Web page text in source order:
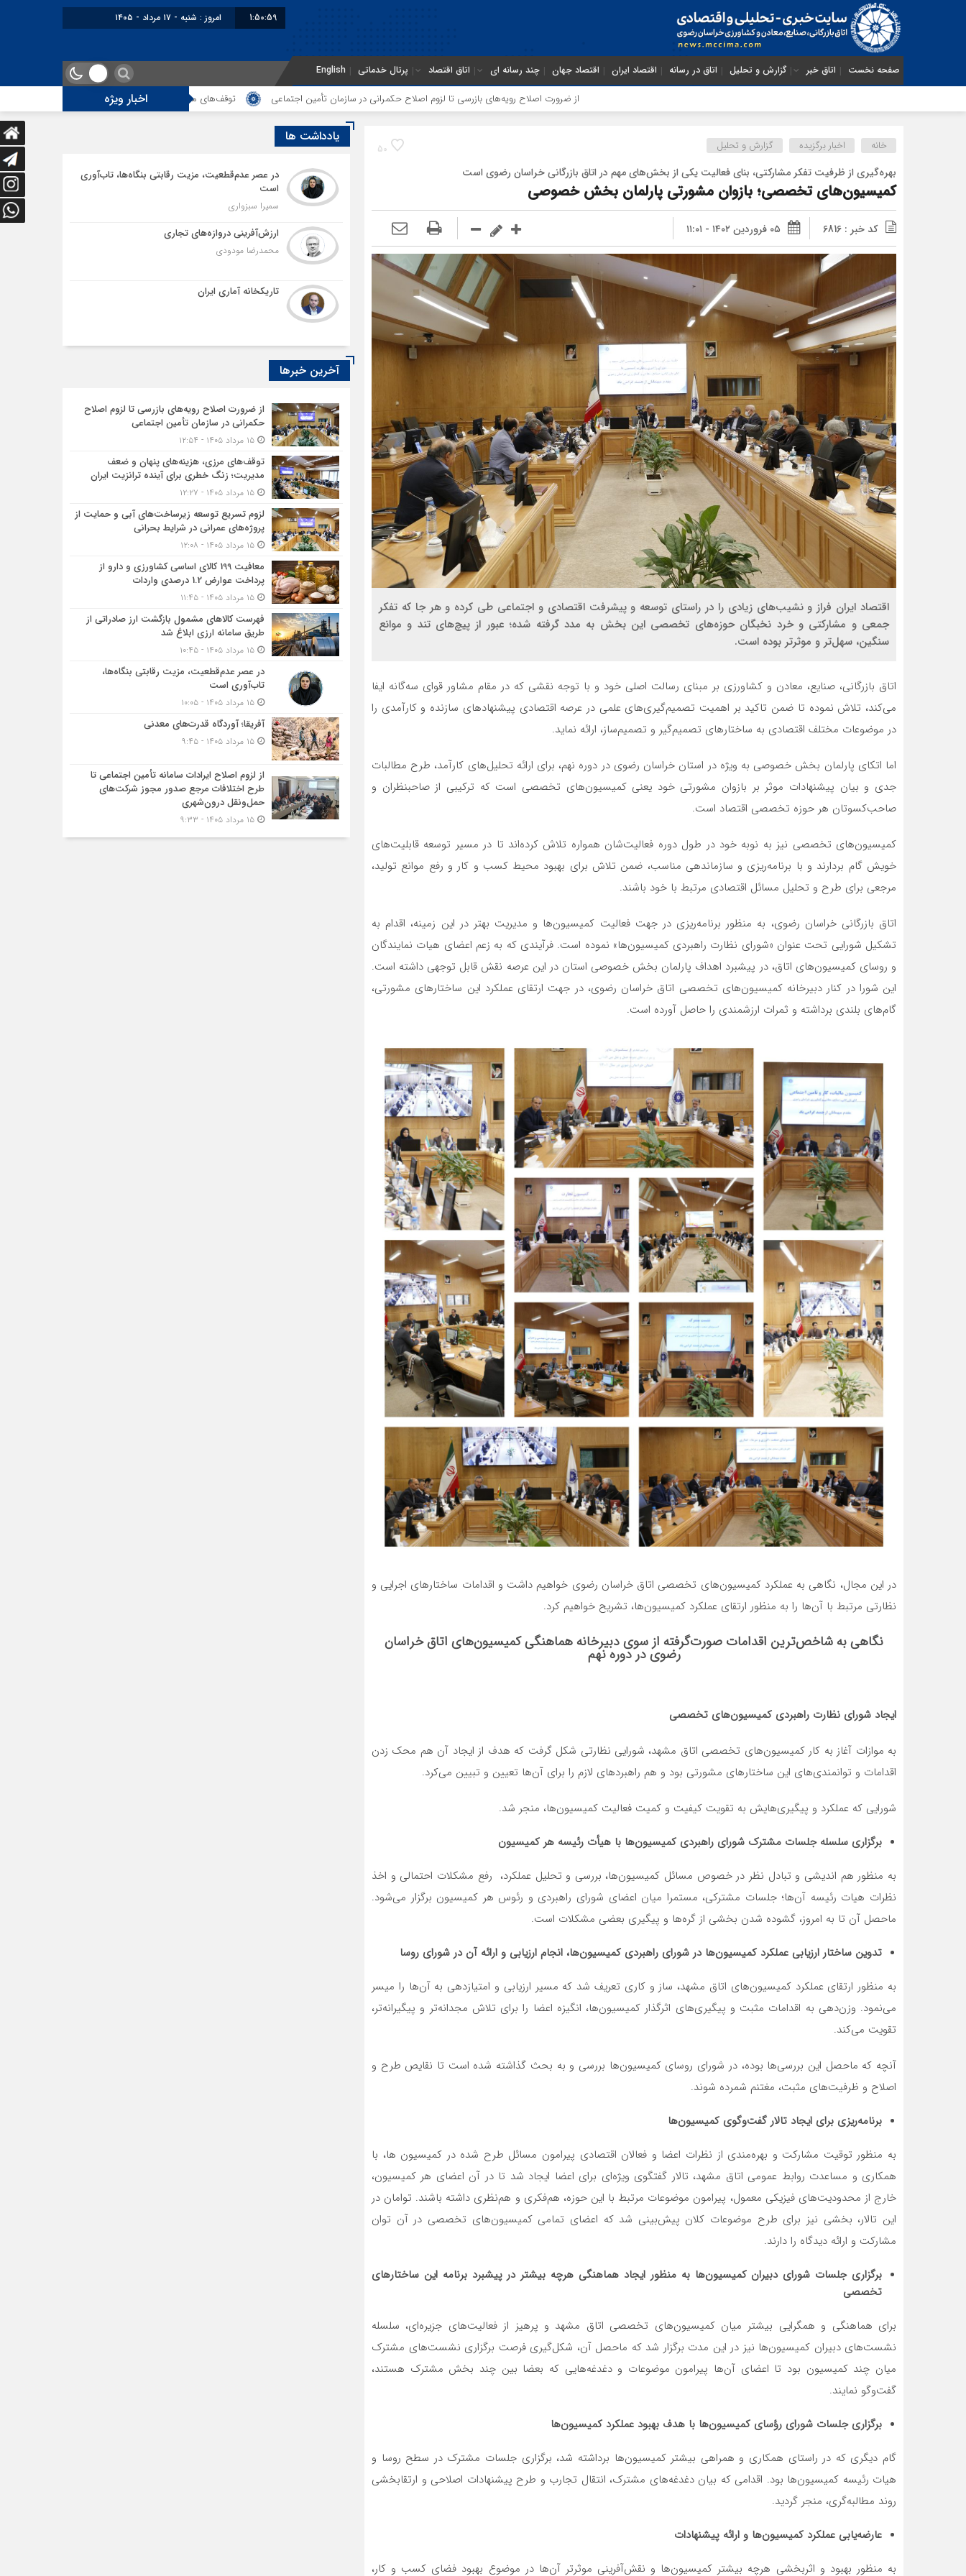
1:51:00 برابر با : Saturday - 8 August - 2026
صفحه نخست اتاق خبر گزارش و تحلیل اتاق در رسانه اقتصاد ایران اقتصاد جهان چند رسانه ای اتاق اقتصاد پرتال خدماتی English
اخبار ویژه از ضرورت اصلاح رویه‌های بازرسی تا لزوم اصلاح حکمرانی در سازمان تأمین اجتماعی توقف‌های مرزی، هزینه‌های پنهان و ضعف مدیریت؛ زنگ خطری برای آینده ترانزیت ایران
50 خانه اخبار برگزیده گزارش و تحلیل
بهره‌گیری از ظرفیت تفکر مشارکتی، بنای فعالیت یکی از بخش‌های مهم در اتاق بازرگانی خراسان رضوی است
کمیسیون‌های تخصصی؛ بازوان مشورتی پارلمان بخش خصوصی
کد خبر : 6816 ۰۵ فروردین ۱۴۰۲ - ۱۱:۰۱
اقتصاد ایران فراز و نشیب‌های زیادی را در راستای توسعه و پیشرفت اقتصادی و اجتماعی طی کرده و هر جا که تفکر
جمعی و مشارکتی و خرد نخبگان حوزه‌های تخصصی این بخش به مدد گرفته شده؛ عبور از پیچ‌های تند و موانع
سنگین، سهل‌تر و موثرتر بوده است.
اتاق بازرگانی، صنایع، معادن و کشاورزی بر مبنای رسالت اصلی خود و با توجه نقشی که در مقام مشاور قوای سه‌گانه ایفا
می‌کند، تلاش نموده تا ضمن تاکید بر اهمیت تصمیم‌گیری‌های علمی در عرصه اقتصادی پیشنهادهای سازنده‌ و کارآمدی را
در موضوعات مختلف اقتصادی به ساختار‌های تصمیم‌گیر و تصمیم‌ساز، ارائه نماید.
اما اتکای پارلمان بخش خصوصی به ویژه در استان خراسان رضوی در دوره نهم، برای ارائه تحلیل‌های کارآمد، طرح مطالبات
جدی و بیان پیشنهادات موثر بر بازوان مشورتی خود یعنی کمیسیون‌های تخصصی است که ترکیبی از صاحبنظران و
صاحب‌کسوتان هر حوزه تخصصی اقتصاد است.
کمیسیون‌های تخصصی نیز به نوبه خود در طول دوره فعالیت‌شان همواره تلاش کرده‌اند تا در مسیر توسعه قابلیت‌های
خویش گام بردارند و با برنامه‌ریزی و سازماندهی مناسب، ضمن تلاش برای بهبود محیط کسب و کار و رفع موانع تولید،
مرجعی برای طرح و تحلیل مسائل اقتصادی مرتبط با خود باشند.
اتاق بازرگانی خراسان رضوی، به منظور برنامه‌ریزی در جهت فعالیت کمیسیون‌ها و مدیریت بهتر در این زمینه، اقدام به
تشکیل شورایی تحت عنوان «شورای نظارت راهبردی کمیسیون‌ها» نموده است. فرآیندی که به زعم اعضای هیات نمایندگان
و روسای کمیسیون‌های اتاق، در پیشبرد اهداف پارلمان بخش خصوصی استان در این عرصه نقش قابل توجهی داشته است.
این شورا در کنار دبیرخانه کمیسیون‌های تخصصی اتاق خراسان رضوی، در جهت ارتقای عملکرد این ساختارهای مشورتی،
گام‌های بلندی برداشته و ثمرات ارزشمندی را حاصل آورده است.
در این مجال، نگاهی به عملکرد کمیسیون‌های تخصصی اتاق خراسان رضوی خواهیم داشت و اقدامات ساختارهای اجرایی و
نظارتی مرتبط با آن‌ها را به منظور ارتقای عملکرد کمیسیون‌ها، تشریح خواهیم کرد.
نگاهی به شاخص‌ترین اقدامات صورت‌گرفته از سوی دبیرخانه هماهنگی کمیسیون‌های اتاق خراسان
رضوی در دوره نهم
ایجاد شورای نظارت راهبردی کمیسیونهای تخصصی
به موازات آغاز به کار کمیسیون‌های تخصصی اتاق مشهد، شورایی نظارتی شکل گرفت که هدف از ایجاد آن هم محک زدن
اقدامات و توانمندی‌های این ساختارهای مشورتی بود و هم راهبردهای لازم را برای آن‌ها تعیین و تبیین می‌کرد.
شورایی که عملکرد و پیگیری‌هایش به تقویت کیفیت و کمیت فعالیت کمیسیون‌ها، منجر شد.
برگزاری سلسله جلسات مشترک شورای راهبردی کمیسیونها با هیأت رئیسه هر کمیسیون
به منظور هم اندیشی و تبادل نظر در خصوص مسائل کمیسیون‌ها، بررسی و تحلیل عملکرد، رفع مشکلات احتمالی و اخذ
نظرات هیات رئیسه آن‌ها؛ جلسات مشترکی، مستمرا میان اعضای شورای راهبردی و رئوس هر کمیسیون برگزار می‌شود.
ماحصل آن تا به امروز، گشوده شدن بخشی از گره‌ها و پیگیری بعضی مشکلات است.
تدوین ساختار ارزیابی عملکرد کمیسیونها در شورای راهبردی کمیسیونها، انجام ارزیابی و ارائه آن در شورای روسا
به منظور ارتقای عملکرد کمیسیون‌های اتاق مشهد، ساز و کاری تعریف شد که مسیر ارزیابی و امتیازدهی به آن‌‌ها را میسر
می‌نمود. وزن‌دهی به اقدامات مثبت و پیگیری‌های اثرگذار کمیسیون‌ها، انگیزه اعضا را برای تلاش مجدانه‌‌تر و پیگیرانه‌تر،
تقویت می‌کند.
آنچه که ماحصل این بررسی‌ها بوده، در شورای روسای کمیسیون‌ها بررسی و به بحث گذاشته شده است تا نقایص طرح و
اصلاح و ظرفیت‌های مثبت، مغتنم شمرده شوند.
برنامه‌ریزی برای ایجاد تالار گفت‌وگوی کمیسیونها
به منظور توقیت مشارکت و بهره‌مندی از نظرات اعضا و فعالان اقتصادی پیرامون مسائل طرح شده در کمیسیون ها، با
همکاری و مساعدت روابط عمومی اتاق مشهد، تالار گفتگوی ویژه‌ای برای اعضا ایجاد شد تا در آن اعضای هر کمیسیون،
خارج از محدودیت‌های فیزیکی معمول، پیرامون موضوعات مرتبط با این حوزه، هم‌فکری و هم‌نظری داشته باشند. توامان در
این تالار، بخشی نیز برای طرح موضوعات کلان پیش‌بینی شد که اعضای تمامی کمیسیون‌های تخصصی در آن توان
مشارکت و ارائه دیدگاه را دارند.
برگزاری جلسات شورای دبیران کمیسیونها به منظور ایجاد هماهنگی هرچه بیشتر در پیشبرد برنامه این ساختارهای
تخصصی
برای هماهنگی و همگرایی بیشتر میان کمیسیون‌های تخصصی اتاق مشهد و پرهیز از فعالیت‌های جزیره‌ای، سلسله
نشست‌های دبیران کمیسیون‌ها نیز در این مدت برگزار شد که ماحصل آن، شکل‌گیری فرصت برگزاری نشست‌های مشترک
میان چند کمیسیون بود تا اعضای آن‌ها پیرامون موضوعات و دغدغه‌هایی که بعضا بین چند بخش مشترک هستند،
گفت‌وگو نمایند.
برگزاری جلسات شورای رؤسای کمیسیونها با هدف بهبود عملکرد کمیسیونها
گام دیگری که در راستای همکاری و همراهی بیشتر کمیسیون‌ها برداشته شد، برگزاری جلسات مشترک در سطح روسا و
هیات رئیسه کمیسیون‌ها بود. اقدامی که بیان دغدغه‌های مشترک، انتقال تجارب و طرح پیشنهادات اصلاحی و ارتقابخشی
روند مطالبه‌گری، منجر گردید.
عارضه‌یابی عملکرد کمیسیونها و ارائه پیشنهادات
به منظور بهبود و اثربخشی هرچه بیشتر کمیسیون‌ها و نقش‌آفرینی موثرتر آن‌ها در موضوع بهبود فضای کسب و کار،
یادداشت ها
در عصر عدم‌قطعیت، مزیت رقابتی بنگاه‌ها، تاب‌آوری
است
سمیرا سبزواری
ارزش‌آفرینی دروازه‌های تجاری
محمدرضا مودودی
تاریکخانه آماری ایران
آخرین خبرها
از ضرورت اصلاح رویه‌های بازرسی تا لزوم اصلاح
حکمرانی در سازمان تأمین اجتماعی
۱۵ مرداد ۱۴۰۵ - ۱۲:۵۴
توقف‌های مرزی، هزینه‌های پنهان و ضعف
مدیریت؛ زنگ خطری برای آینده ترانزیت ایران
۱۵ مرداد ۱۴۰۵ - ۱۲:۲۷
لزوم تسریع توسعه زیرساخت‌های آبی و حمایت از
پروژه‌های عمرانی در شرایط بحرانی
۱۵ مرداد ۱۴۰۵ - ۱۲:۰۸
معافیت 199 کالای اساسی کشاورزی و دارو از
پرداخت عوارض 1.2 درصدی واردات
۱۵ مرداد ۱۴۰۵ - ۱۱:۴۵
فهرست کالاهای مشمول بازگشت ارز صادراتی از
طریق سامانه ارزی ابلاغ شد
۱۵ مرداد ۱۴۰۵ - ۱۰:۴۵
در عصر عدم‌قطعیت، مزیت رقابتی بنگاه‌ها،
تاب‌آوری است
۱۵ مرداد ۱۴۰۵ - ۱۰:۰۵
آفریقا؛ آوردگاه قدرت‌های معدنی
۱۵ مرداد ۱۴۰۵ - ۹:۴۵
از لزوم اصلاح ایرادات سامانه تأمین اجتماعی تا
طرح اختلافات مرجع صدور مجوز شرکت‌های
حمل‌ونقل درون‌شهری
۱۵ مرداد ۱۴۰۵ - ۹:۳۳